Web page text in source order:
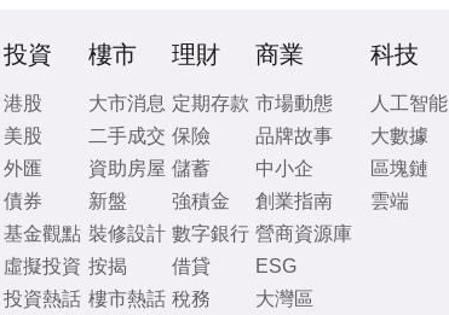
投資
港股
美股
外匯
債券
基金觀點
虛擬投資
投資熱話
樓市
大市消息
二手成交
資助房屋
新盤
裝修設計
按揭
樓市熱話
理財
定期存款
保險
儲蓄
強積金
數字銀行
借貸
稅務
商業
市場動態
品牌故事
中小企
創業指南
營商資源庫
ESG
大灣區
科技
人工智能
大數據
區塊鏈
雲端